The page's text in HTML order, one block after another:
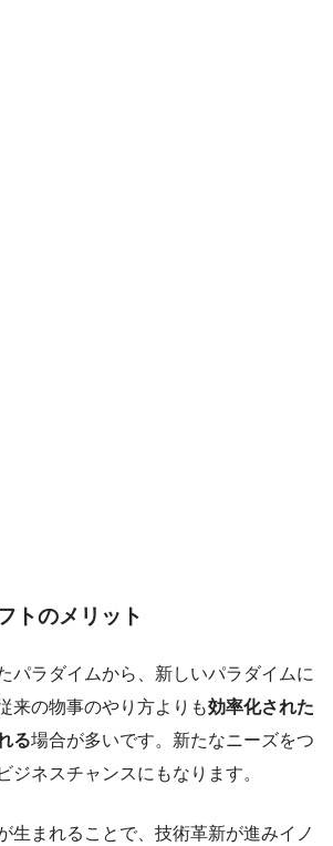
トのメリット
パラダイムから、新しいパラダイムに
来の物事のやり方よりも効率化された
る場合が多いです。新たなニーズをつ
ジネスチャンスにもなります。
生まれることで、技術革新が進みイノ